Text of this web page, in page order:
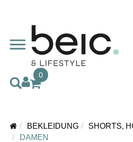
0
BEKLEIDUNG
SHORTS,
DAMEN